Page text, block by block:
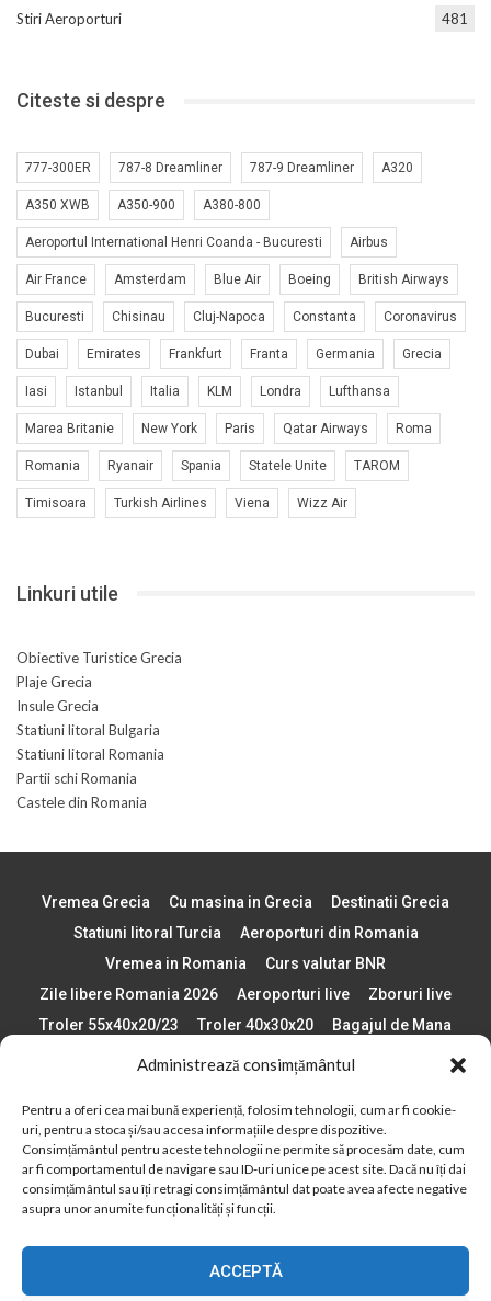
Administrează consimțământul
Pentru a oferi cea mai bună experiență, folosim tehnologii, cum ar fi cookie-
uri, pentru a stoca și/sau accesa informațiile despre dispozitive.
Consimțământul pentru aceste tehnologii ne permite să procesăm date, cum
ar fi comportamentul de navigare sau ID-uri unice pe acest site. Dacă nu îți dai
consimțământul sau îți retragi consimțământul dat poate avea afecte negative
asupra unor anumite funcționalități și funcții.
ACCEPTĂ
Stiri Aeroporturi 481
Citeste si despre
777-300ER 787-8 Dreamliner 787-9 Dreamliner A320
A350 XWB A350-900 A380-800
Aeroportul International Henri Coanda - Bucuresti Airbus
Air France Amsterdam Blue Air Boeing British Airways
Bucuresti Chisinau Cluj-Napoca Constanta Coronavirus
Dubai Emirates Frankfurt Franta Germania Grecia
Iasi Istanbul Italia KLM Londra Lufthansa
Marea Britanie New York Paris Qatar Airways Roma
Romania Ryanair Spania Statele Unite TAROM
Timisoara Turkish Airlines Viena Wizz Air
Linkuri utile
Obiective Turistice Grecia
Plaje Grecia
Insule Grecia
Statiuni litoral Bulgaria
Statiuni litoral Romania
Partii schi Romania
Castele din Romania
Vremea Grecia Cu masina in Grecia
Destinatii Grecia
Statiuni litoral Turcia
Aeroporturi din Romania
Vremea in Romania
Curs valutar BNR
Zile libere Romania 2026
Aeroporturi live
Zboruri live
Troler 55x40x20/23
Troler 40x30x20
Bagajul de Mana
Paste 2026
Cele mai bune telefoane
Plaje din Europa
Concerte Romania 2025
Asigurare de calatorie
Când se schimba ora în 2026
Calendar Formula 1 sezon 2026
Boarding Pass
Despre AirlinesTravel.ro
Politică cookie-uri (UE)
Cookie Policy (AU)
Politică cookie-uri (ZA)